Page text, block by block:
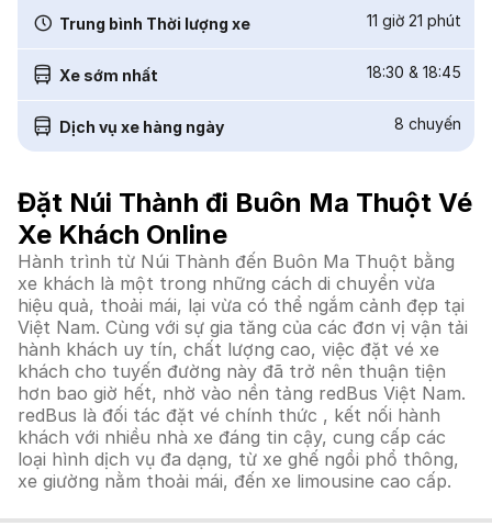
Trung bình Thời lượng xe 11 giờ 21 phút
Xe sớm nhất 18:30 & 18:45
Dịch vụ xe hàng ngày 8 chuyến
Đặt Núi Thành đi Buôn Ma Thuột Vé
Xe Khách Online
Hành trình từ Núi Thành đến Buôn Ma Thuột bằng
xe khách là một trong những cách di chuyển vừa
hiệu quả, thoải mái, lại vừa có thể ngắm cảnh đẹp tại
Việt Nam. Cùng với sự gia tăng của các đơn vị vận tải
hành khách uy tín, chất lượng cao, việc đặt vé xe
khách cho tuyến đường này đã trở nên thuận tiện
hơn bao giờ hết, nhờ vào nền tảng redBus Việt Nam.
redBus là đối tác đặt vé chính thức , kết nối hành
khách với nhiều nhà xe đáng tin cậy, cung cấp các
loại hình dịch vụ đa dạng, từ xe ghế ngồi phổ thông,
xe giường nằm thoải mái, đến xe limousine cao cấp.